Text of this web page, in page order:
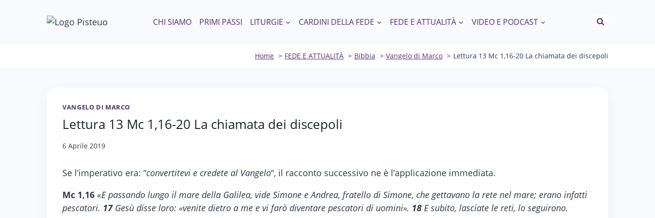
CHI SIAMO PRIMI PASSI LITURGIE CARDINI DELLA FEDE FEDE E ATTUALITÀ VIDEO E PODCAST
Home FEDE E ATTUALITÀ Bibbia Vangelo di Marco Lettura 13 Mc 1,16-20 La chiamata dei discepoli
VANGELO DI MARCO
Lettura 13 Mc 1,16-20 La chiamata dei discepoli
6 Aprile 2019
Se l’imperativo era: “convertitevi e credete al Vangelo“, il racconto successivo ne è l’applicazione immediata.
Mc 1,16 «E passando lungo il mare della Galilea, vide Simone e Andrea, fratello di Simone, che gettavano la rete nel mare; erano infatti
pescatori. 17Gesù disse loro: «venite dietro a me e vi farò diventare pescatori di uomini». 18 E subito, lasciate le reti, lo seguirono.